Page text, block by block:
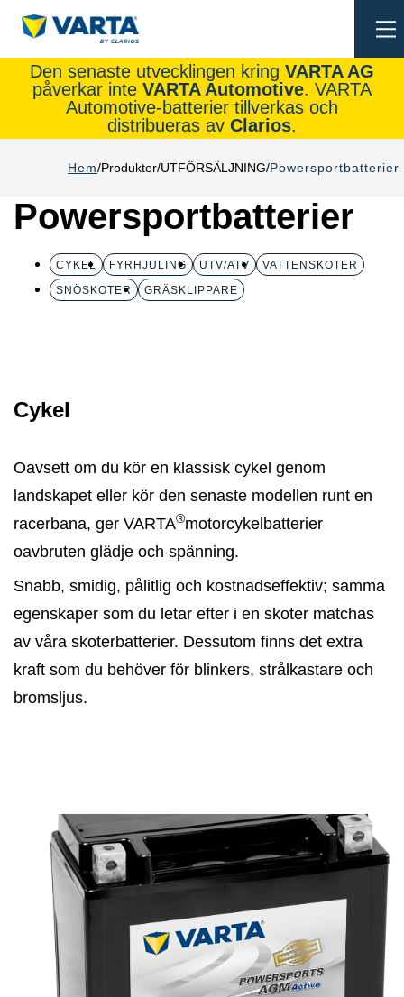
Den senaste utvecklingen kring VARTA AG
påverkar inte VARTA Automotive. VARTA
Automotive-batterier tillverkas och
distribueras av Clarios.
Hem Produkter UTFÖRSÄLJNING Powersportbatterier
Powersportbatterier
CYKEL FYRHJULING UTV/ATV
VATTENSKOTER
SNÖSKOTER
GRÄSKLIPPARE
Cykel
Oavsett om du kör en klassisk cykel genom
landskapet eller kör den senaste modellen runt en
racerbana, ger VARTA®motorcykelbatterier
oavbruten glädje och spänning.
Snabb, smidig, pålitlig och kostnadseffektiv; samma
egenskaper som du letar efter i en skoter matchas
av våra skoterbatterier. Dessutom finns det extra
kraft som du behöver för blinkers, strålkastare och
bromsljus.